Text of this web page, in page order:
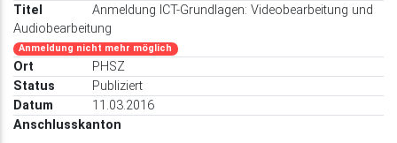
Anmeldung ICT-Grundlagen: Videobearbeitung und
Audiobearbeitung
Anmeldung nicht mehr möglich
PHSZ
Publiziert
11.03.2016